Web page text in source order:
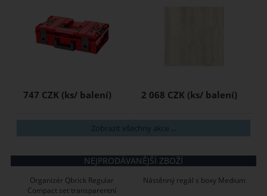
747 CZK 2 068 CZK
Zobrazit všechny akce ...
NEJPRODÁVANĚJŠÍ ZBOŽÍ
Organizér Qbrick Regular
Compact set transparentní
Nástěnný regál s boxy Medium